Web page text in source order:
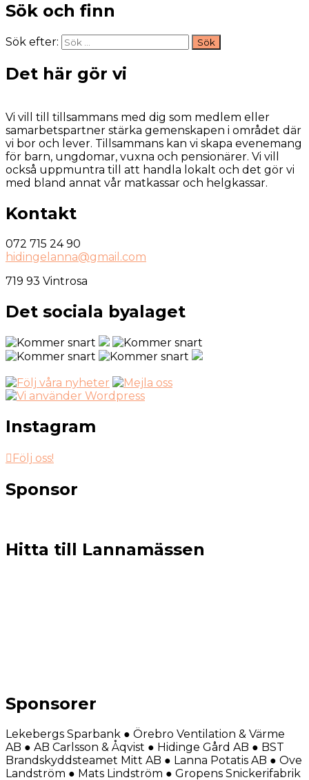
Sök och finn
Sök efter:
Det här gör vi
Vi vill till tillsammans med dig som medlem eller
samarbetspartner stärka gemenskapen i området där
vi bor och lever. Tillsammans kan vi skapa evenemang
för barn, ungdomar, vuxna och pensionärer. Vi vill
också uppmuntra till att handla lokalt och det gör vi
med bland annat vår matkassar och helgkassar.
Kontakt
072 715 24 90
hidingelanna@gmail.com
719 93 Vintrosa
Det sociala byalaget
Instagram
Följ oss!
Sponsor
Hitta till Lannamässen
Sponsorer
Lekebergs Sparbank ● Örebro Ventilation & Värme
AB ● AB Carlsson & Åqvist ● Hidinge Gård AB ● BST
Brandskyddsteamet Mitt AB ● Lanna Potatis AB ● Ove
Landström ● Mats Lindström ● Gropens Snickerifabrik